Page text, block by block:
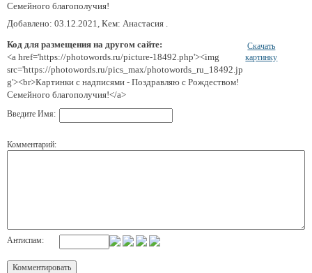
Семейного благополучия!
Добавлено: 03.12.2021, Кем: Анастасия .
Код для размещения на другом сайте:
<a href='https://photowords.ru/picture-18492.php'><img
src='https://photowords.ru/pics_max/photowords_ru_18492.jp
g'><br>Картинки с надписями - Поздравляю с Рождеством!
Семейного благополучия!</a>
Скачать
картинку
Введите Имя:
Комментарий:
Антиспам: